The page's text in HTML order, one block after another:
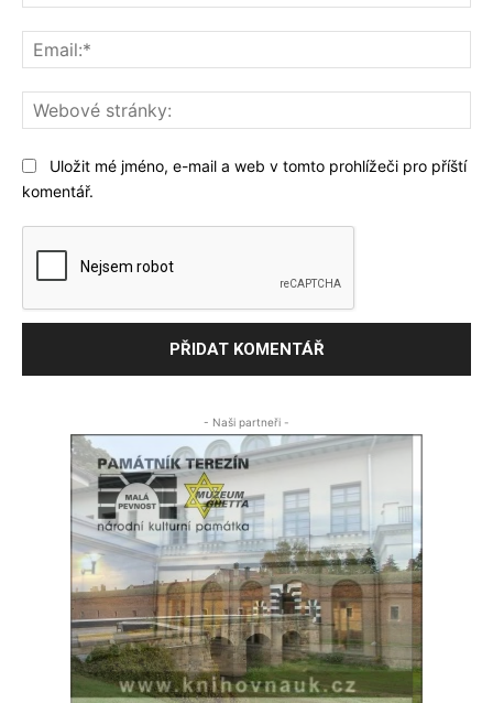
Uložit mé jméno, e-mail a web v tomto prohlížeči pro příští
komentář.
- Naši partneři -